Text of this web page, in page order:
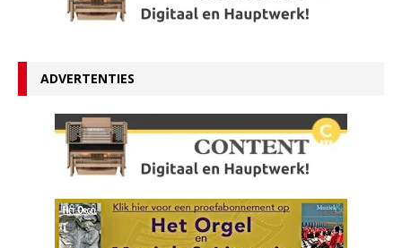
ADVERTENTIES